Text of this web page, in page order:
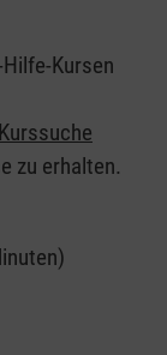
Kursen
Kurssuche
zu erhalten.